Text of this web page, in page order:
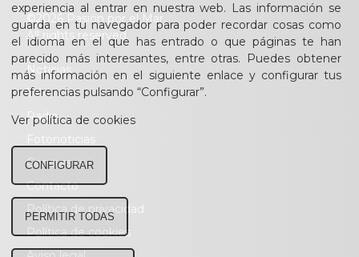
©2026 Pasión por el Mar.
All rights reserved.
Noticias
TV
Radio
Fotonoticias
Concursos
Contacto
Política de privacidad
Política de cookies
experiencia al entrar en nuestra web. Las información se
guarda en tu navegador para poder recordar cosas como
el idioma en el que has entrado o que páginas te han
parecido más interesantes, entre otras. Puedes obtener
más información en el siguiente enlace y configurar tus
preferencias pulsando “Configurar”.
Ver política de cookies
CONFIGURAR
PERMITIR TODAS